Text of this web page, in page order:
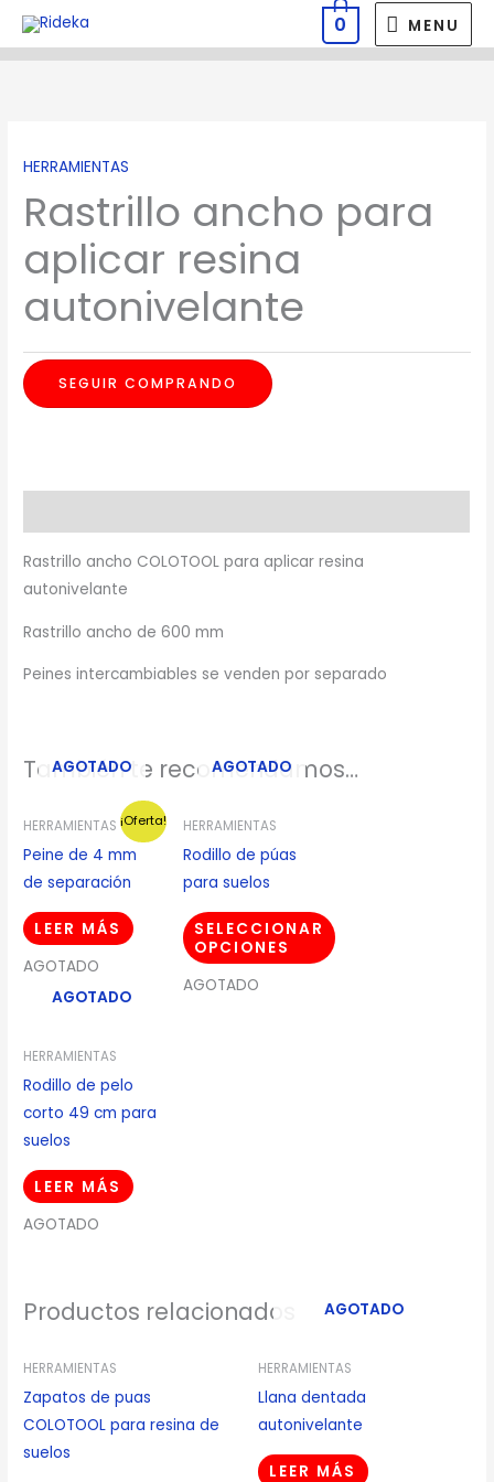
contenido
MENU
MENU
0
HERRAMIENTAS
Rastrillo ancho para
aplicar resina
autonivelante
SEGUIR COMPRANDO
Rastrillo ancho COLOTOOL para aplicar resina
autonivelante
Rastrillo ancho de 600 mm
Peines intercambiables se venden por separado
También te recomendamos…
¡Oferta!
AGOTADO
HERRAMIENTAS
Peine de 4 mm
de separación
LEER MÁS
AGOTADO
AGOTADO
HERRAMIENTAS
Rodillo de púas
para suelos
SELECCIONAR
OPCIONES
AGOTADO
AGOTADO
HERRAMIENTAS
Rodillo de pelo
corto 49 cm para
suelos
LEER MÁS
AGOTADO
Productos relacionados
HERRAMIENTAS
Zapatos de puas
COLOTOOL para resina de
suelos
AGOTADO
HERRAMIENTAS
Llana dentada
autonivelante
LEER MÁS